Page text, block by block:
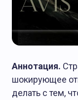
Аннотация.
шокирующее
делать с тем,